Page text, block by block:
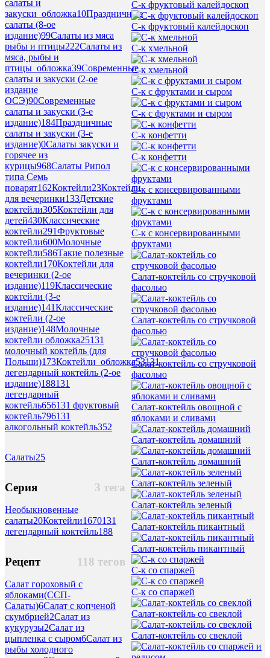
салаты и
закуски_обложка10Праздничные
салаты (8-ое
издание)99Салаты из мяса
рыбы и птицы222Салаты из
мяса, рыбы и
птицы_обложка39Современные
салаты и закуски (2-ое
издание
ОСЭ)90Современные
салаты и закуски (3-е
издание)184Праздничные
салаты и закуски (3-е
издание)0Салаты закуски и
горячее из
курицы968Салаты Рипол
типа Семь
поварят162Коктейли23Коктейли
для вечеринки133Детские
коктейли305Коктейли для
детей430Классические
коктейли291Фруктовые
коктейли600Молочные
коктейли586Такие полезные
коктейли170Коктейли для
вечеринки (2-ое
издание)119Классические
коктейли (3-е
издание)141Классические
коктейли (2-ое
издание)148Молочные
коктейли обложка25131
молочный коктейль (для
Польши)173Коктейли_обложка53131
легендарный коктейль (2-ое
издание)188131
легендарный
коктейль656131 фруктовый
коктейль796131
алкогольный коктейль352
Салаты25
3 тега
Серия
Необыкновенные
салаты20Коктейли1670131
легендарный коктейль188
118 тегов
Рецепт
Салат гороховый с
яблоками(ССП-
Салаты)6Салат с копченой
скумбрией2Салат из
кукурузы2Салат из
цыпленка с сыром6Салат из
рыбы холодного
С-к фруктовый калейдоскоп
С-к фруктовый калейдоскоп
С-к хмельной
С-к хмельной
С-к с фруктами и сыром
С-к с фруктами и сыром
С-к конфетти
С-к конфетти
С-к с консервированными
фруктами
С-к с консервированными
фруктами
Салат-коктейль со стручковой
фасолью
Салат-коктейль со стручковой
фасолью
Салат-коктейль со стручковой
фасолью
Салат-коктейль овощной с
яблоками и сливами
Салат-коктейль домашний
Салат-коктейль домашний
Салат-коктейль зеленый
Салат-коктейль зеленый
Салат-коктейль пикантный
Салат-коктейль пикантный
С-к со спаржей
С-к со спаржей
Салат-коктейль со свеклой
Салат-коктейль со свеклой